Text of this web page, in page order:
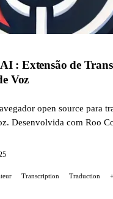
: Extensão de
Voz
open source para
Desenvolvida com Roo
Transcription Traduction